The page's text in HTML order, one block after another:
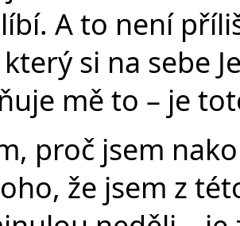
A to není
si na sebe
mě to – je
proč jsem
že jsem z